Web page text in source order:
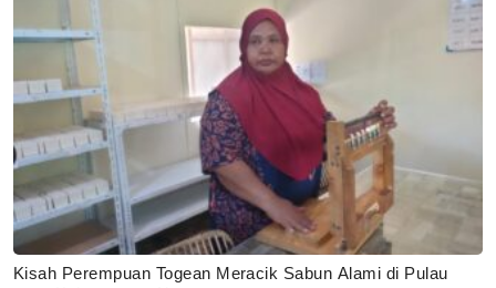
Kisah Perempuan Togean Meracik Sabun Alami di Pulau